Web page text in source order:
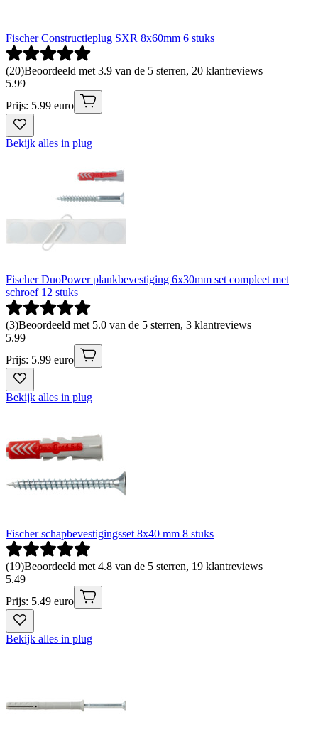
Fischer Constructieplug SXR 8x60mm 6 stuks
(20)Beoordeeld met 3.9 van de 5 sterren, 20 klantreviews
5.99
Prijs: 5.99 euro
Bekijk alles in plug
Fischer DuoPower plankbevestiging 6x30mm set compleet met
schroef 12 stuks
(3)Beoordeeld met 5.0 van de 5 sterren, 3 klantreviews
5.99
Prijs: 5.99 euro
Bekijk alles in plug
Fischer schapbevestigingsset 8x40 mm 8 stuks
(19)Beoordeeld met 4.8 van de 5 sterren, 19 klantreviews
5.49
Prijs: 5.49 euro
Bekijk alles in plug